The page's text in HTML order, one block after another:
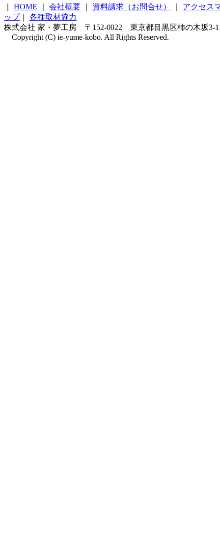
HOME 会社概要 資料請求（お問合せ）
アクセス
ップ｜ 各種取材協力
株式会社 家・夢工房 〒152-0022 東京都目黒区柿の木坂3-
Copyright (C) ie-yume-kobo. All Rights Reserved.